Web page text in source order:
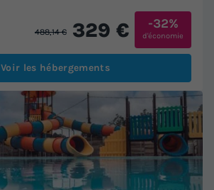
488,14 € 329 € -32%
d'économie
Voir les hébergements